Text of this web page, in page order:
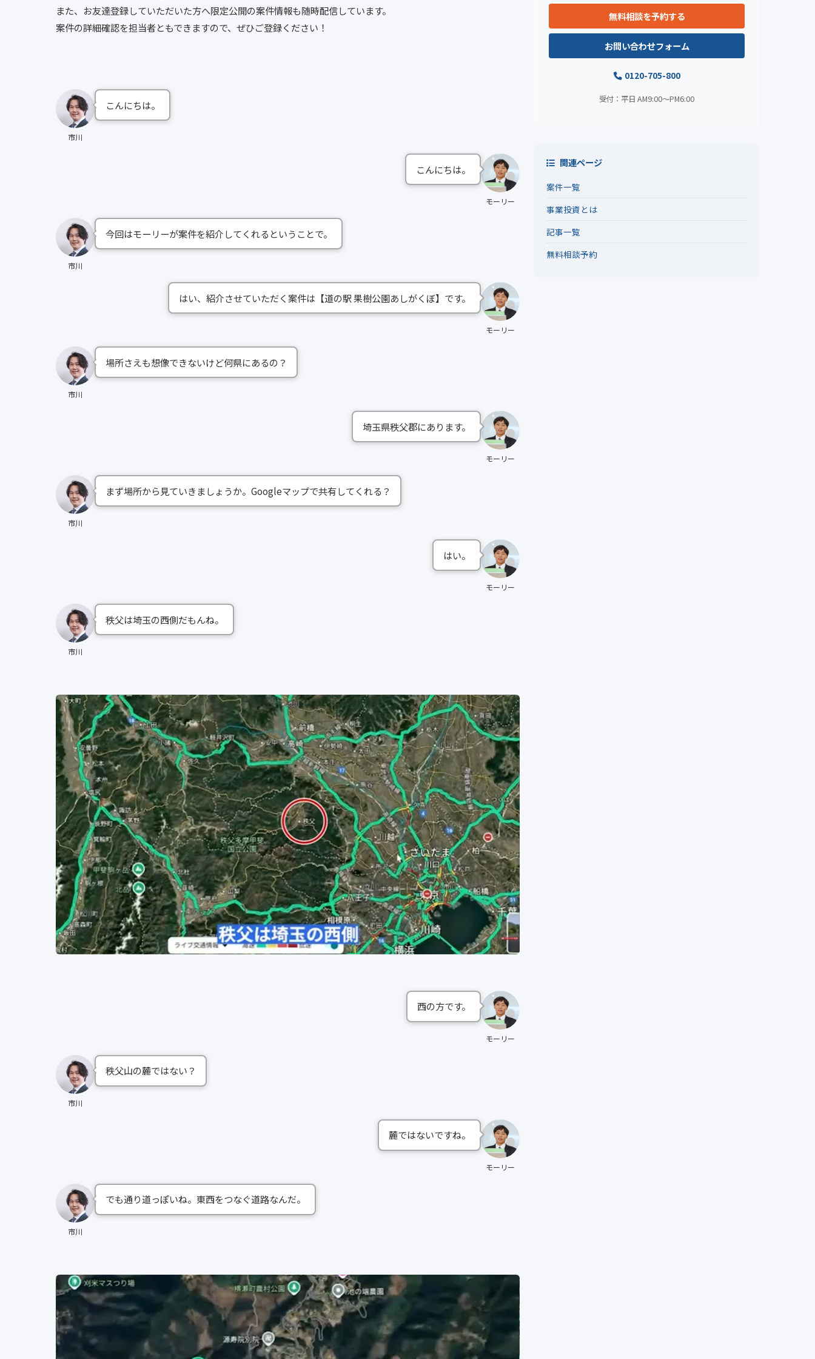
また、お友達登録していただいた方へ限定公開の案件情報も随時配信しています。
案件の詳細確認を担当者ともできますので、ぜひご登録ください！
市川
こんにちは。
こんにちは。
モーリー
市川
今回はモーリーが案件を紹介してくれるということで。
はい、紹介させていただく案件は【道の駅 果樹公園あしがくぼ】です。
モーリー
市川
場所さえも想像できないけど何県にあるの？
埼玉県秩父郡にあります。
モーリー
市川
まず場所から見ていきましょうか。Googleマップで共有してくれる？
はい。
モーリー
市川
秩父は埼玉の西側だもんね。
西の方です。
モーリー
市川
秩父山の麓ではない？
麓ではないですね。
モーリー
市川
でも通り道っぽいね。東西をつなぐ道路なんだ。
無料相談を予約する
お問い合わせフォーム
0120-705-800
受付：平日 AM9:00〜PM6:00
関連ページ
案件一覧
事業投資とは
記事一覧
無料相談予約